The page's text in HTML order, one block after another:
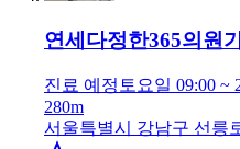
연세다정한365의원
진료 예정토요일 09:00 ~
280m
서울특별시 강남구 선릉